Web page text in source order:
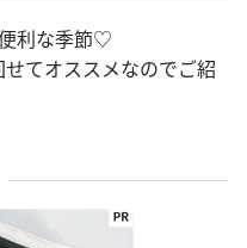
利な季節♡
てオススメなのでご紹